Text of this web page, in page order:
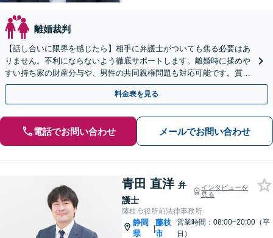
離婚裁判
【話し合いに限界を感じたら】相手に弁護士がついても焦る必要はあ
りません。不利にならないよう徹底サポートします。離婚時に揉めや
すい持ち家の財産分与や、男性の共同親権問題も対応可能です。質の
高い解決を目指します。まずはご相談ください。
料金表を見る
電話でお問い合わせ メールでお問い合わせ
青田 直洋 弁
護士
インタビューを
見る
藤枝市役所前法律事務所
静岡
県
|
藤枝
市
営業時間：08:00~20:00（平
日）